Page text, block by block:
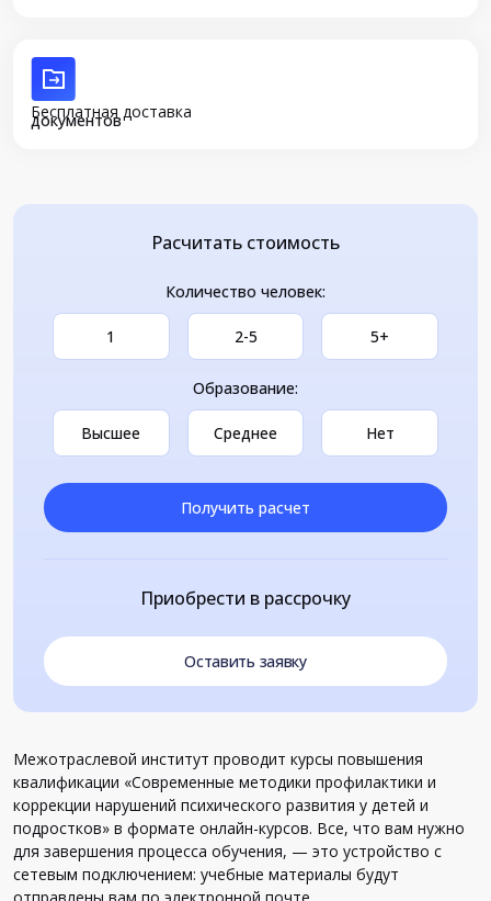
Бесплатная доставка
документов
Расчитать стоимость
Количество человек:
1 2-5 5+
Образование:
Высшее Среднее Нет
Получить расчет
Приобрести в рассрочку
Оставить заявку
Межотраслевой институт проводит курсы повышения
квалификации «Современные методики профилактики и
коррекции нарушений психического развития у детей и
подростков» в формате онлайн-курсов. Все, что вам нужно
для завершения процесса обучения, — это устройство с
сетевым подключением: учебные материалы будут